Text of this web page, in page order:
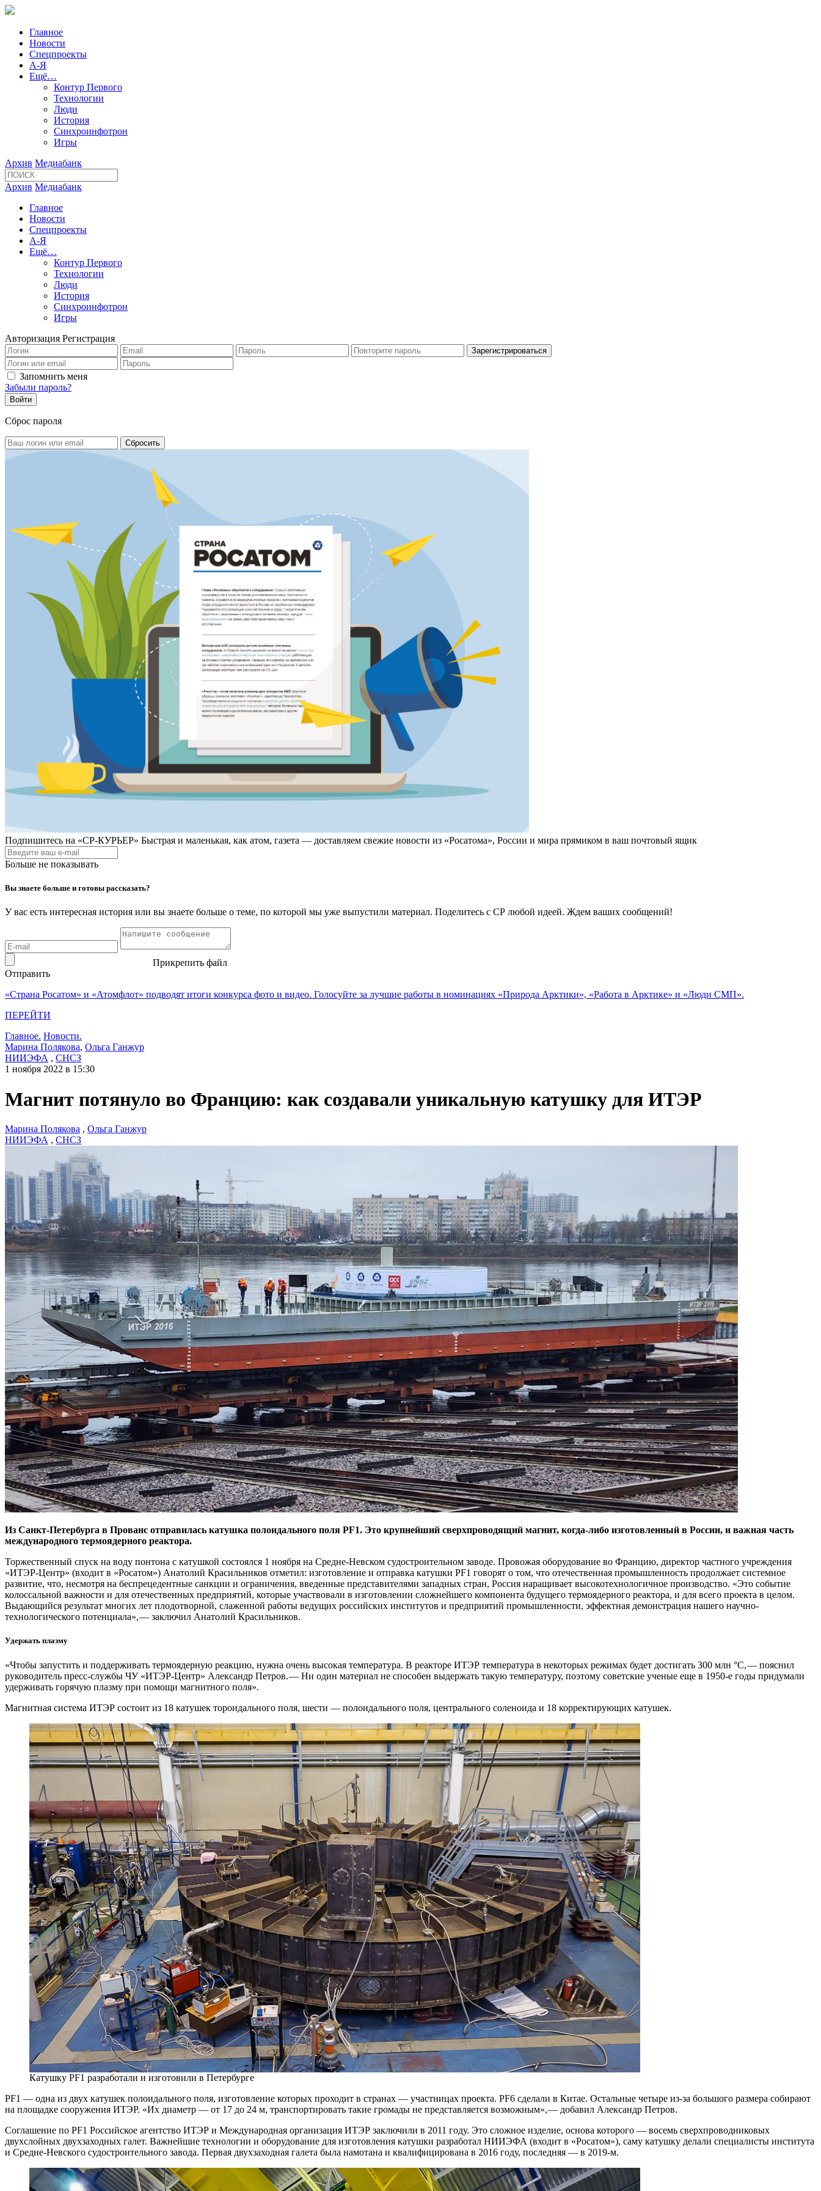
Главное
Новости
Спецпроекты
А-Я
Ещё…
Контур Первого
Технологии
Люди
История
Синхроинфотрон
Игры
Архив Медиабанк
Архив Медиабанк
Главное
Новости
Спецпроекты
А-Я
Ещё…
Контур Первого
Технологии
Люди
История
Синхроинфотрон
Игры
Авторизация Регистрация
Запомнить меня
Забыли пароль?
Сброс пароля
Подпишитесь на «СР-КУРЬЕР» Быстрая и маленькая, как атом, газета — доставляем свежие новости из «Росатома», России и мира прямиком в ваш почтовый ящик
Больше не показывать
Вы знаете больше и готовы рассказать?
У вас есть интересная история или вы знаете больше о теме, по которой мы уже выпустили материал. Поделитесь с СР любой идеей. Ждем ваших сообщений!
Прикрепить файл
Отправить
«Страна Росатом» и «Атомфлот» подводят итоги конкурса фото и видео. Голосуйте за лучшие работы в номинациях «Природа Арктики», «Работа в Арктике» и «Люди СМП».
ПЕРЕЙТИ
Главное. Новости.
Марина Полякова, Ольга Ганжур
НИИЭФА , СНСЗ
1 ноября 2022 в 15:30
Магнит потянуло во Францию: как создавали уникальную катушку для ИТЭР
Марина Полякова , Ольга Ганжур
НИИЭФА , СНСЗ
Из Санкт-Петербурга в Прованс отправилась катушка полоидального поля PF1. Это крупнейший сверхпроводящий магнит, когда-либо изготовленный в России, и важная часть
международного термоядерного реактора.
Торжественный спуск на воду понтона с катушкой состоялся 1 ноября на Средне-Невском судостроительном заводе. Провожая оборудование во Францию, директор частного учреждения
«ИТЭР-Центр» (входит в «Росатом») Анатолий Красильников отметил: изготовление и отправка катушки PF1 говорят о том, что отечественная промышленность продолжает системное
развитие, что, несмотря на беспрецедентные санкции и ограничения, введенные представителями западных стран, Россия наращивает высокотехнологичное производство. «Это событие
колоссальной важности и для отечественных предприятий, которые участвовали в изготовлении сложнейшего компонента будущего термоядерного реактора, и для всего проекта в целом.
Выдающийся результат многих лет плодотворной, слаженной работы ведущих российских институтов и предприятий промышленности, эффектная демонстрация нашего научно-
технологического потенциала», — ​заключил Анатолий Красильников.
Удержать плазму
«Чтобы запустить и поддерживать термоядерную реакцию, нужна очень высокая температура. В реакторе ИТЭР температура в некоторых режимах будет достигать 300 млн °C, — ​пояснил
руководитель пресс-службы ЧУ «ИТЭР-Центр» Александр Петров. — ​Ни один материал не способен выдержать такую температуру, поэтому советские ученые еще в 1950‑е годы придумали
удерживать горячую плазму при помощи магнитного поля».
Магнитная система ИТЭР состоит из 18 катушек тороидального поля, шести — ​полоидального поля, центрального соленоида и 18 корректирующих катушек.
Катушку PF1 разработали и изготовили в Петербурге
PF1 — ​одна из двух катушек полоидального поля, изготовление которых проходит в странах — ​участницах проекта. PF6 сделали в Китае. Остальные четыре из-за большого размера собирают
на площадке сооружения ИТЭР. «Их диаметр — ​от 17 до 24 м, транспортировать такие громады не представляется возможным», — ​добавил Александр Петров.
Соглашение по PF1 Российское агентство ИТЭР и Международная организация ИТЭР заключили в 2011 году. Это сложное изделие, основа которого — ​восемь сверхпроводниковых
двухслойных двухзаходных галет. Важнейшие технологии и оборудование для изготовления катушки разработал НИИЭФА (входит в «Росатом»), саму катушку делали специалисты института
и Средне-Невского судостроительного завода. Первая двухзаходная галета была намотана и квалифицирована в 2016 году, последняя — ​в 2019‑м.